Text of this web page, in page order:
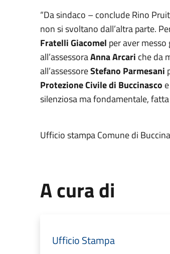
“Da sindaco – conclude Rino
non si svoltano dall’altra parte.
Fratelli Giacomel per aver
all’assessoraAnna Arcari che da
all’assessoreStefano Parmesani
Protezione Civile di Buccinasco
silenziosa ma fondamentale,
Ufficio stampa Comune di
A cura di
Ufficio Stampa